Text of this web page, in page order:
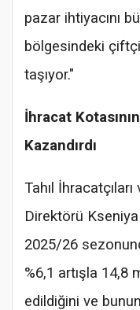
pazar ihtiyacını
bölgesindeki
taşıyor."
İhracat
Kazandırdı
Tahıl
Direktörü
2025/26
%6,1 artışla 14,8
edildiğini ve